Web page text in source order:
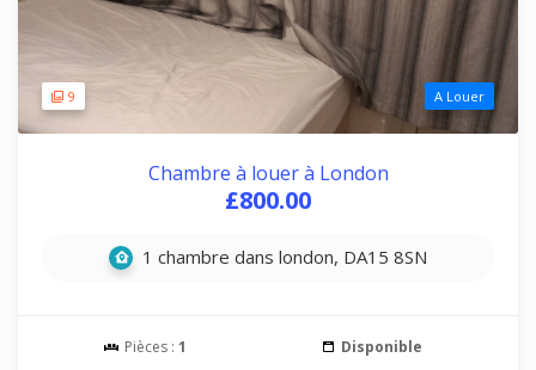
9 A Louer
Chambre à louer à London
£800.00
1 chambre dans london, DA15 8SN
Pièces : 1 Disponible